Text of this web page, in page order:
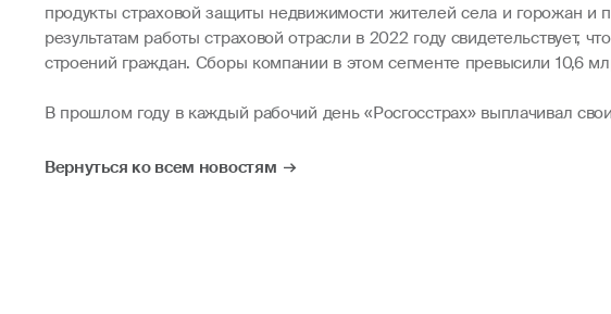
продукты страховой защиты недвижимости жителей села и горожан и
результатам работы страховой отрасли в 2022 году свидетельствует,
строений граждан. Сборы компании в этом сегменте превысили 10,6
В прошлом году в каждый рабочий день «Росгосстрах» выплачивал
Вернуться ко всем новостям